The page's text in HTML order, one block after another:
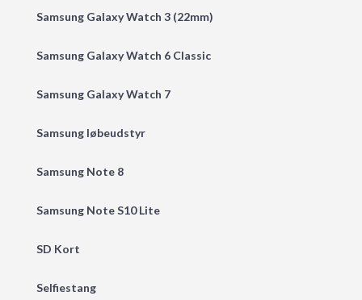
Samsung Galaxy Watch 3 (22mm)
Samsung Galaxy Watch 6 Classic
Samsung Galaxy Watch 7
Samsung løbeudstyr
Samsung Note 8
Samsung Note S10 Lite
SD Kort
Selfiestang